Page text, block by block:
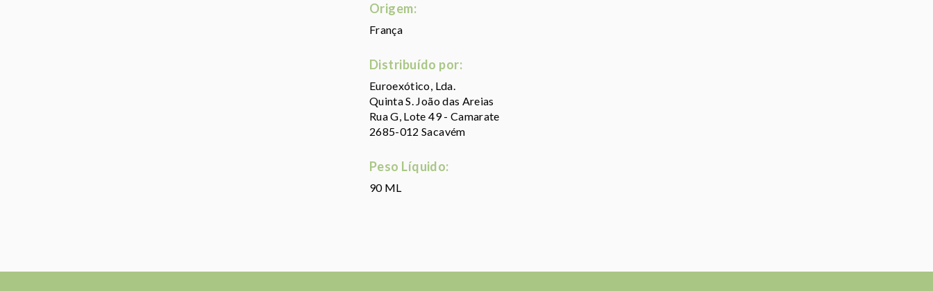
Origem:
França
Distribuído por:
Euroexótico, Lda.
Quinta S. João das Areias
Rua G, Lote 49 - Camarate
2685-012 Sacavém
Peso Líquido:
90 ML